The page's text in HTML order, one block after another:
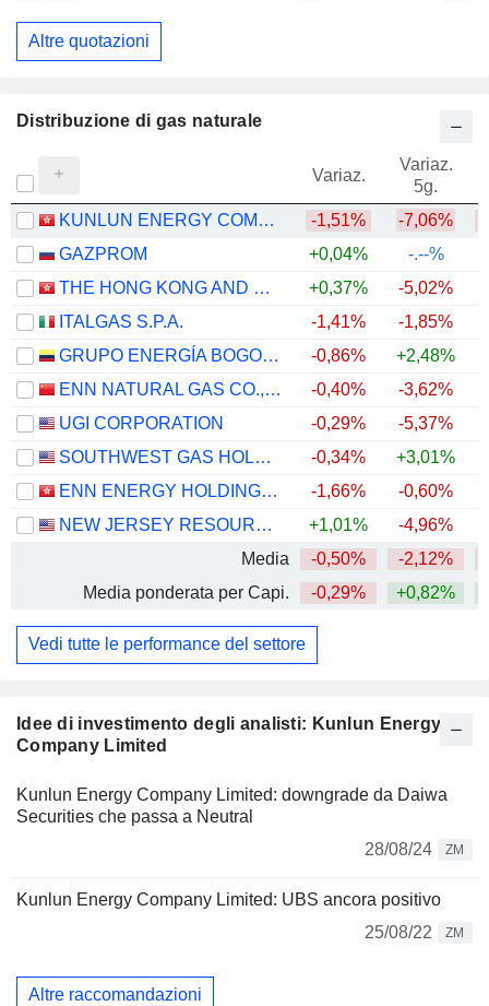
Idee di investimento degli analisti: Kunlun Energy
Company Limited
Kunlun Energy Company Limited: downgrade da Daiwa
Securities che passa a Neutral
28/08/24
ZM
Kunlun Energy Company Limited: UBS ancora positivo
25/08/22
ZM
Altre raccomandazioni
Altre quotazioni
Distribuzione di gas naturale
Variaz.
Variaz.
5g.
KUNLUN ENERGY COMPANY LIMITED -1,51% -7,06%
GAZPROM
+0,04%
-.--%
THE HONG KONG AND CHINA GAS COMPANY LIMITED
+0,37% -5,02%
ITALGAS S.P.A.
-1,41% -1,85%
GRUPO ENERGÍA BOGOTÁ S.A. E.S.P.
-0,86% +2,48%
ENN NATURAL GAS CO., LTD.
-0,40% -3,62%
UGI CORPORATION
-0,29% -5,37%
SOUTHWEST GAS HOLDINGS, INC.
-0,34% +3,01%
ENN ENERGY HOLDINGS LIMITED
-1,66% -0,60%
NEW JERSEY RESOURCES CORPORATION
+1,01% -4,96%
Media
-0,50% -2,12%
Media ponderata per Capi.
-0,29% +0,82%
Vedi tutte le performance del settore